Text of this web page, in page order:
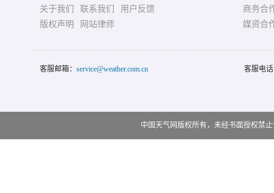
关于我们 联系我们
用户反馈
版权声明
网站律师
商务合
媒资合
客服邮箱： service@weather.com.cn 客服电
中国天气网版权所有，未经书面授权